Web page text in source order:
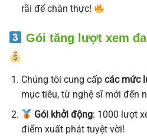
rãi để chân thực!
Gói tăng lượt xem
Chúng tôi cung cấp các mức
mục tiêu, từ nghệ sĩ mới đến
Gói khởi động: 1000 lượt
điểm xuất phát tuyệt vời!